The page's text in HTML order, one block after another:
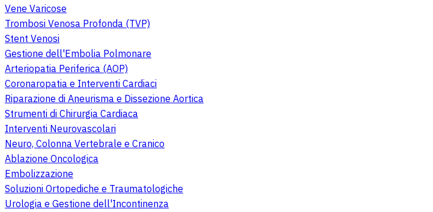
Vene Varicose
Trombosi Venosa Profonda (TVP)
Stent Venosi
Gestione dell'Embolia Polmonare
Arteriopatia Periferica (AOP)
Coronaropatia e Interventi Cardiaci
Riparazione di Aneurisma e Dissezione Aortica
Strumenti di Chirurgia Cardiaca
Interventi Neurovascolari
Neuro, Colonna Vertebrale e Cranico
Ablazione Oncologica
Embolizzazione
Soluzioni Ortopediche e Traumatologiche
Urologia e Gestione dell'Incontinenza